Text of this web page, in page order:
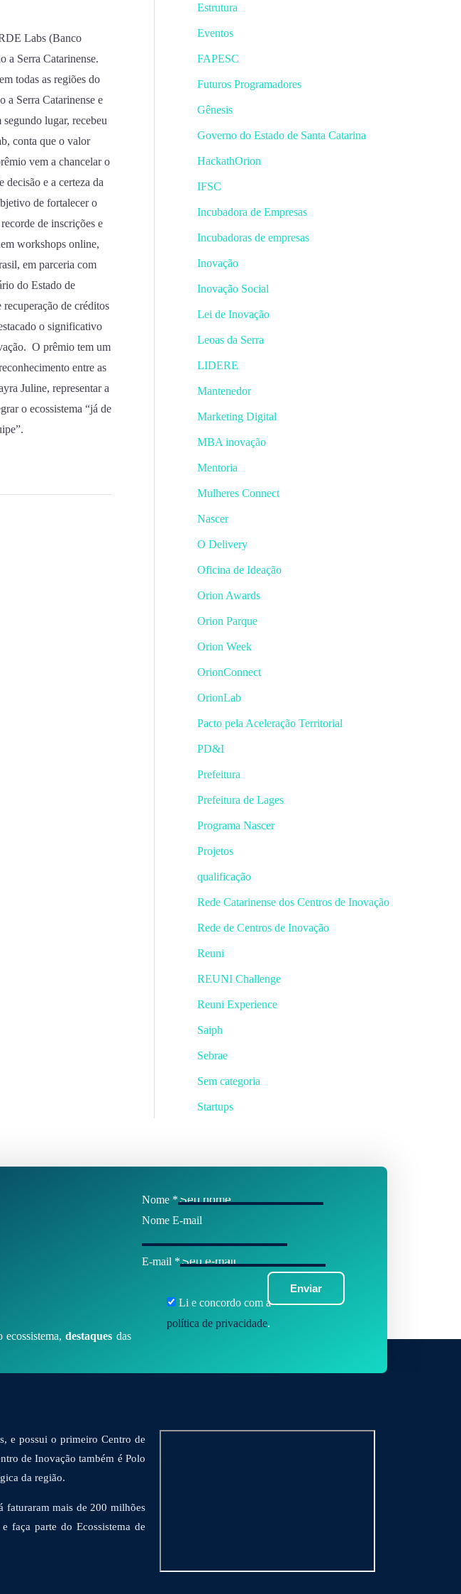
Labs (Banco
a Serra Catarinense.
todas as regiões do
a Serra Catarinense e
lugar, recebeu
conta que o valor
vem a chancelar o
e a certeza da
de fortalecer o
de inscrições e
workshops online,
em parceria com
do Estado de
de créditos
o significativo
O prêmio tem um
entre as
Juline, representar a
o ecossistema “já de
Estrutura
Eventos
FAPESC
Futuros Programadores
Gênesis
Governo do Estado de Santa Catarina
HackathOrion
IFSC
Incubadora de Empresas
Incubadoras de empresas
Inovação
Inovação Social
Lei de Inovação
Leoas da Serra
LIDERE
Mantenedor
Marketing Digital
MBA inovação
Mentoria
Mulheres Connect
Nascer
O Delivery
Oficina de Ideação
Orion Awards
Orion Parque
Orion Week
OrionConnect
OrionLab
Pacto pela Aceleração Territorial
PD&I
Prefeitura
Prefeitura de Lages
Programa Nascer
Projetos
qualificação
Rede Catarinense dos Centros de Inovação
Rede de Centros de Inovação
Reuni
REUNI Challenge
Reuni Experience
Saiph
Sebrae
Sem categoria
Startups
ecossistema,destaques das
Nome *
Nome E-mail
E-mail *
Enviar
Li e concordo com a
política de privacidade.
e possui o primeiro Centro de
de Inovação também é Polo
da região.
faturaram mais de 200 milhões
faça parte do Ecossistema de